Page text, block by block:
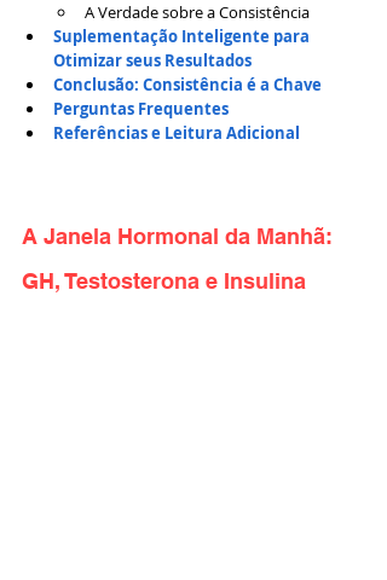
A Verdade sobre a Consistência
Suplementação Inteligente para
Otimizar seus Resultados
Conclusão: Consistência é a Chave
Perguntas Frequentes
Referências e Leitura Adicional
A Janela Hormonal da Manhã:
GH, Testosterona e Insulina